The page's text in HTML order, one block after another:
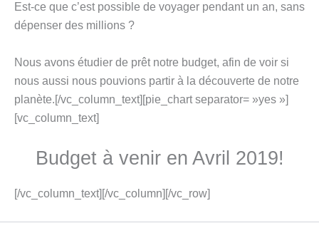
Est-ce que c’est possible de voyager pendant un an, sans
dépenser des millions ?
Nous avons étudier de prêt notre budget, afin de voir si
nous aussi nous pouvions partir à la découverte de notre
planète.[/vc_column_text][pie_chart separator= »yes »]
[vc_column_text]
Budget à venir en Avril 2019!
[/vc_column_text][/vc_column][/vc_row]